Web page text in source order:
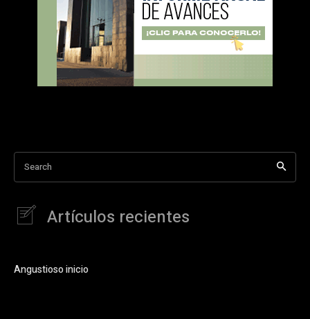
Search
Artículos recientes
Angustioso inicio